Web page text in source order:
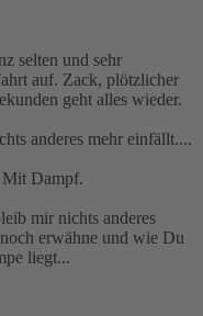
selten und sehr
auf. Zack, plötzlicher
geht alles wieder.
anderes mehr einfällt....
Mit Dampf.
mir nichts anderes
erwähne und wie Du
liegt...